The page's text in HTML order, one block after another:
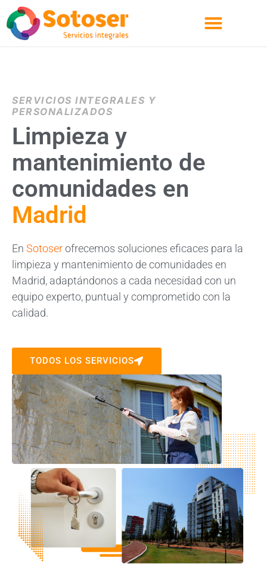
SERVICIOS INTEGRALES Y
PERSONALIZADOS
Limpieza y
mantenimiento de
comunidades en
Madrid
En Sotoserofrecemos soluciones eficaces para la
limpieza y mantenimiento de comunidades en
Madrid, adaptándonos a cada necesidad con un
equipo experto, puntual y comprometido con la
calidad.
TODOS LOS SERVICIOS